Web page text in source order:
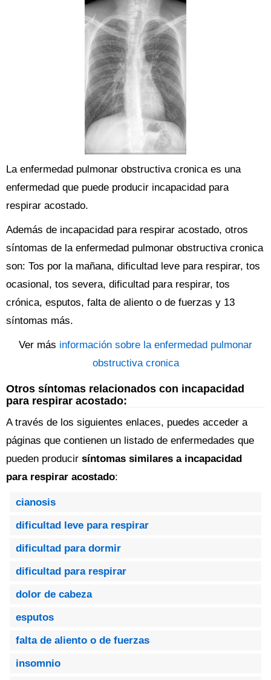
La enfermedad pulmonar obstructiva cronica es una
enfermedad que puede producir incapacidad para
respirar acostado.
Además de incapacidad para respirar acostado, otros
síntomas de la enfermedad pulmonar obstructiva cronica
son: Tos por la mañana, dificultad leve para respirar, tos
ocasional, tos severa, dificultad para respirar, tos
crónica, esputos, falta de aliento o de fuerzas y 13
síntomas más.
Ver más información sobre la enfermedad pulmonar
obstructiva cronica
Otros síntomas relacionados con incapacidad
para respirar acostado:
A través de los siguientes enlaces, puedes acceder a
páginas que contienen un listado de enfermedades que
pueden producir síntomas similares a incapacidad
para respirar acostado:
cianosis
dificultad leve para respirar
dificultad para dormir
dificultad para respirar
dolor de cabeza
esputos
falta de aliento o de fuerzas
insomnio